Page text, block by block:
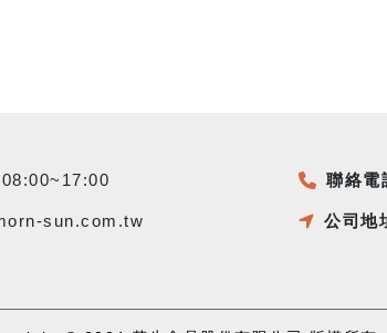
聯絡電
sun.com.tw 公司地